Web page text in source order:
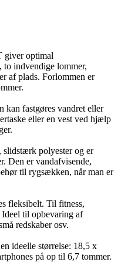
giver optimal
to indvendige lommer,
af plads. Forlommen er
kan fastgøres vandret eller
eller en vest ved hjælp
polyester og er
Den er vandafvisende,
til rygsækken, når man er
fleksibelt. Til fitness,
til opbevaring af
redskaber osv.
ideelle størrelse: 18,5 x
på op til 6,7 tommer.